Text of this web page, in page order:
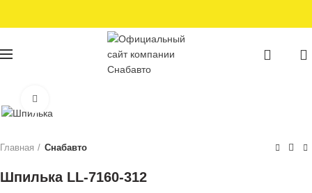
Главная Снабавто
Шпилька LL-7160-312